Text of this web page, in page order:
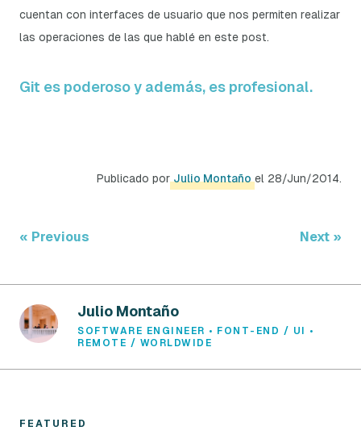
cuentan con interfaces de usuario que nos permiten realizar
las operaciones de las que hablé en este post.
Git es poderoso y además, es profesional.
Publicado por Julio Montaño el 28/Jun/2014.
« Previous Next »
Julio Montaño
SOFTWARE ENGINEER • FONT-END / UI •
REMOTE / WORLDWIDE
FEATURED